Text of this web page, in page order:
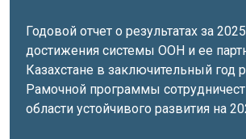
Годовой отчет о результатах за
достижения системы ООН и ее
Казахстане в заключительный год
Рамочной программы
области устойчивого развития на